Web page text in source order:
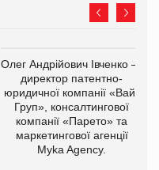
Олег Андрійович Івченко —
директор патентно-
юридичної компанії «Вайз
Груп», консалтингової
компанії «Парето» та
маркетингової агенції
Myka Agency.